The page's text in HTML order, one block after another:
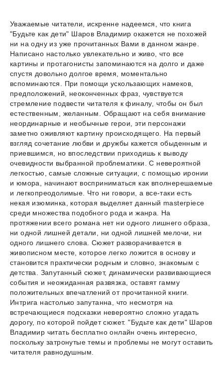
Уважаемые читатели, искренне надеемся, что книга
"Будьте как дети" Шаров Владимир окажется не похожей
ни на одну из уже прочитанных Вами в данном жанре.
Написано настолько увлекательно и живо, что все
картины и протагонисты запоминаются на долго и даже
спустя довольно долгое время, моментально
вспоминаются. При помощи ускользающих намеков,
предположений, неоконченных фраз, чувствуется
стремление подвести читателя к финалу, чтобы он был
естественным, желанным. Обращают на себя внимание
неординарные и необычные герои, эти персонажи
заметно оживляют картину происходящего. На первый
взгляд сочетание любви и дружбы кажется обыденным и
приевшимся, но впоследствии приходишь к выводу
очевидности выбранной проблематики. С невероятной
легкостью, самые сложные ситуации, с помощью иронии
и юмора, начинают восприниматься как вполнерешаемые
и легкопреодолимые. Что ни говори, а все-таки есть
некая изюминка, которая выделяет данный masterpiece
среди множества подобного рода и жанра. На
протяжении всего романа нет ни одного лишнего образа,
ни одной лишней детали, ни одной лишней мелочи, ни
одного лишнего слова. Сюжет разворачивается в
живописном месте, которое легко ложится в основу и
становится практически родным и словно, знакомым с
детства. Запутанный сюжет, динамически развивающиеся
события и неожиданная развязка, оставят гамму
положительных впечатлений от прочитанной книги.
Интрига настолько запутанна, что несмотря на
встречающиеся подсказки невероятно сложно угадать
дорогу, по которой пойдет сюжет. "Будьте как дети" Шаров
Владимир читать бесплатно онлайн очень интересно,
поскольку затронутые темы и проблемы не могут оставить
читателя равнодушным.